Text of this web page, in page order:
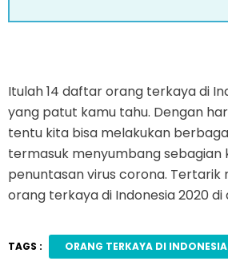
Itulah 14 daftar orang terkaya di
yang patut kamu tahu. Dengan
tentu kita bisa melakukan
termasuk menyumbang sebagian
penuntasan virus corona. Tertarik
orang terkaya di Indonesia 2020 di
TAGS : ORANG TERKAYA DI INDONESIA